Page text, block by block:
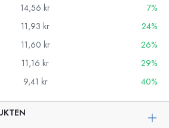
14,56 kr
7%
11,93 kr
24%
11,60 kr
26%
11,16 kr
29%
9,41 kr 40%